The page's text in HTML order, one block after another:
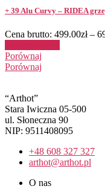
+ 39 Alu Curvy – RIDEA
Cena brutto: 499.00zł–
Porównaj
Porównaj
“Arthot”
Stara Iwiczna 05-500
ul. Słoneczna 90
NIP: 9511408095
+48 608 327 327
arthot@arthot.pl
O nas